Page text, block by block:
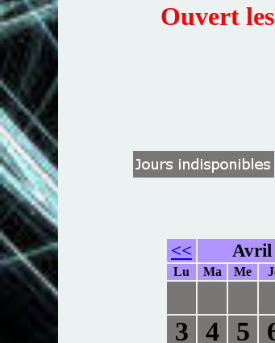
Ouvert
<< Avril
Lu Ma Me
3 4 5